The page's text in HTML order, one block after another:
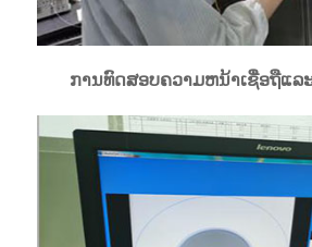
ການທົດສອບຄວາມຫນ້າເຊື່ອຖືແລ